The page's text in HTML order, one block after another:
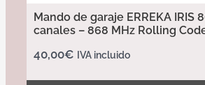
Mando de garaje ERREKA IRIS
canales – 868 MHz Rolling
40,00€ IVA incluido